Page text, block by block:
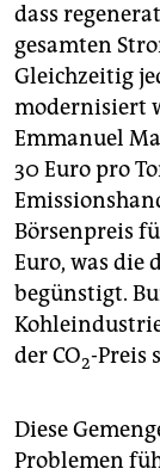
dass
gesamten
Gleichzeitig
modernisiert
Emmanuel
30 Euro pro
Börsenpreis
Euro, was die
begünstigt.
der CO2-Preis
Diese
Problemen